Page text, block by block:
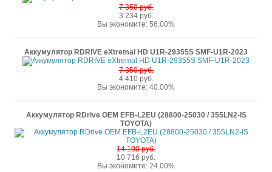
7 350 руб.
3 234 руб.
Вы экономите: 56.00%
Аккумулятор RDRIVE eXtremal HD U1R-29355S SMF-U1R-2023
7 350 руб.
4 410 руб.
Вы экономите: 40.00%
Аккумулятор RDrive OEM EFB-L2EU (28800-25030 / 355LN2-IS
TOYOTA)
14 100 руб.
10 716 руб.
Вы экономите: 24.00%